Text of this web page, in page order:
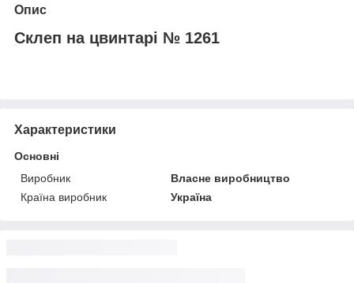
Опис
Склеп на цвинтарі № 1261
Характеристики
Основні
Виробник
Власне виробництво
Країна виробник
Україна